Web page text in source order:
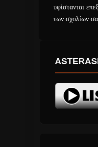
υφίστανται
των σχολίων